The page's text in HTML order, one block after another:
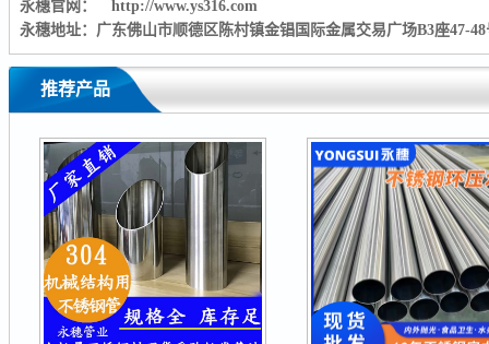
永穗官网： http://www.ys316.com
永穗地址：广东佛山市顺德区陈村镇金锠国际金属交易广场B3座47-48
推荐产品